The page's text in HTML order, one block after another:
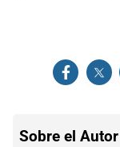
Sobre el Autor